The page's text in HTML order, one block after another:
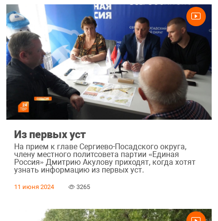
Из первых уст
На прием к главе Сергиево-Посадского округа,
члену местного политсовета партии «Единая
Россия» Дмитрию Акулову приходят, когда хотят
узнать информацию из первых уст.
11 июня 2024 3265